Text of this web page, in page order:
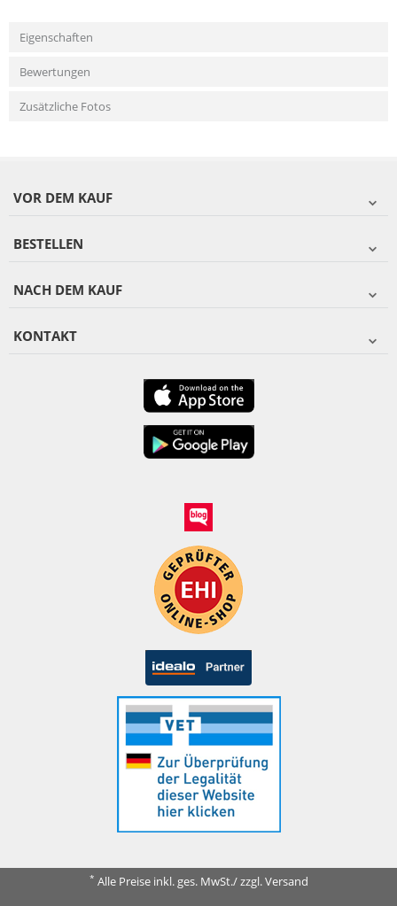
Eigenschaften
Bewertungen
Zusätzliche Fotos
VOR DEM KAUF
BESTELLEN
NACH DEM KAUF
KONTAKT
* Alle Preise inkl. ges. MwSt./ zzgl. Versand